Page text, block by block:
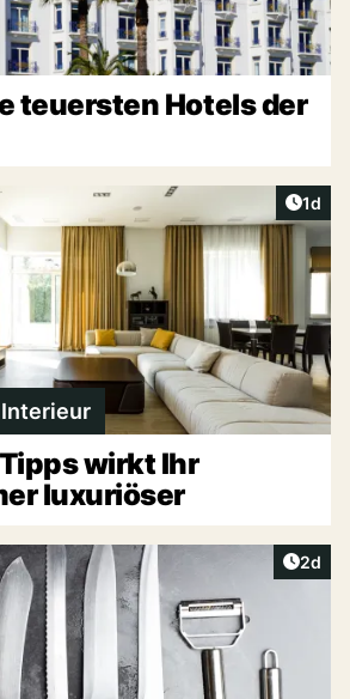
teuersten Hotels der
1d
wirkt Ihr
luxuriöser
2d